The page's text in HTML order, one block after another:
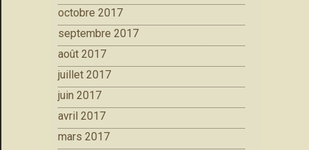
octobre 2017
septembre 2017
août 2017
juillet 2017
juin 2017
avril 2017
mars 2017